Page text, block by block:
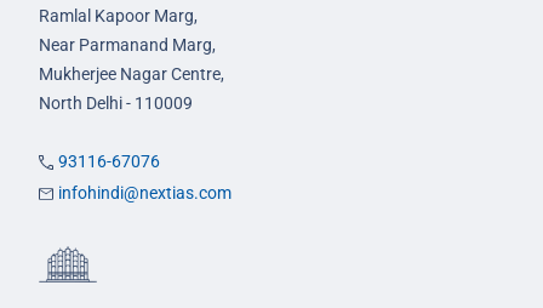
Ramlal Kapoor Marg,
Near Parmanand Marg,
Mukherjee Nagar Centre,
North Delhi - 110009
93116-67076
infohindi@nextias.com